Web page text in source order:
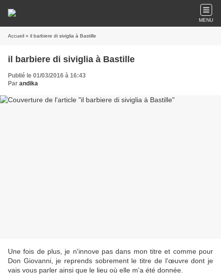
MENU
Accueil » il barbiere di siviglia à Bastille
il barbiere di siviglia à Bastille
Publié le 01/03/2016 à 16:43
Par andika
Une fois de plus, je n'innove pas dans mon titre et comme pour
Don Giovanni, je reprends sobrement le titre de l’œuvre dont je
vais vous parler ainsi que le lieu où elle m'a été donnée.